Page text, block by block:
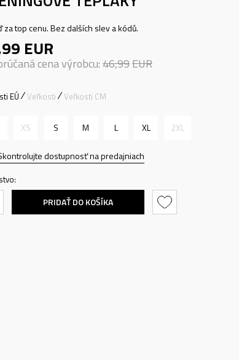
za top cenu. Bez dalších slev a kódů.
EUR
cena výrobcu:46,99EUR
EÚ Veľkosti Veľkosti CM
XS S M L XL 2XL
dostupnosť na predajniach
PRIDAŤ DO KOŠÍKA